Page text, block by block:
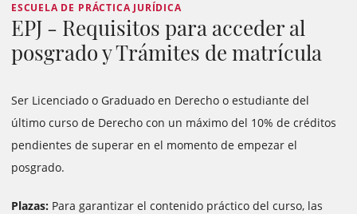
ESCUELA DE PRÁCTICA JURÍDICA
EPJ - Requisitos para acceder al
posgrado y Trámites de matrícula
Ser Licenciado o Graduado en Derecho o estudiante del
último curso de Derecho con un máximo del 10% de créditos
pendientes de superar en el momento de empezar el
posgrado.
Plazas: Para garantizar el contenido práctico del curso, las